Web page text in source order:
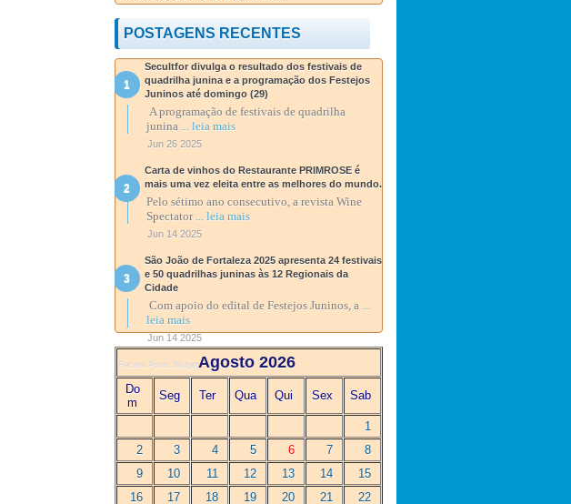
POSTAGENS RECENTES
Secultfor divulga o resultado dos festivais de
quadrilha junina e a programação dos Festejos
Juninos até domingo (29)
A programação de festivais de quadrilha
junina
... leia mais
Jun 26 2025
Carta de vinhos do Restaurante PRIMROSE é
mais uma vez eleita entre as melhores do mundo.
Pelo sétimo ano consecutivo, a revista Wine
Spectator
... leia mais
Jun 14 2025
São João de Fortaleza 2025 apresenta 24 festivais
e 50 quadrilhas juninas às 12 Regionais da
Cidade
Com apoio do edital de Festejos Juninos, a
leia mais
Jun 14 2025
Recent Posts WidgetAgosto 2026
Do
m
Seg Ter Qua Qui Sex Sab
1
2
3 4 5 6 7
8
9
10 11 12 13 14
15
16
17 18 19 20 21 22